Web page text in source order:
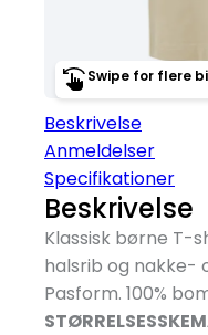
Swipe for flere
Beskrivelse
Anmeldelser
Specifikationer
Beskrivelse
Klassisk børne T-
halsrib og nakke-
Pasform. 100%